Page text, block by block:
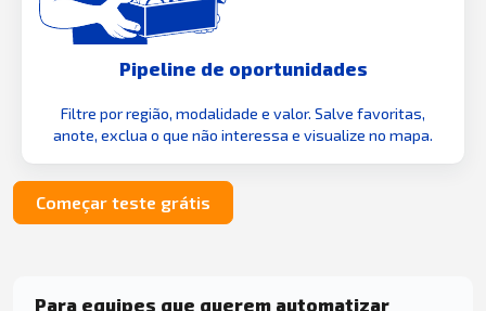
Pipeline de oportunidades
Filtre por região, modalidade e valor. Salve favoritas,
anote, exclua o que não interessa e visualize no mapa.
Começar teste grátis
Para equipes que querem automatizar